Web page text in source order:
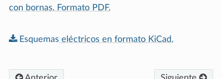
con bornas. Formato PDF.
Esquemas eléctricos en formato KiCad.